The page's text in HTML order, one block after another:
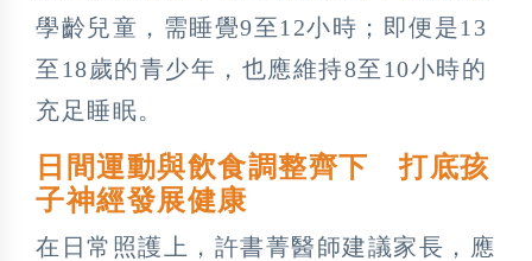
學齡兒童，需睡覺9至12小時；即便是13
至18歲的青少年，也應維持8至10小時的
充足睡眠。
日間運動與飲食調整齊下 打底孩
子神經發展健康
在日常照護上，許書菁醫師建議家長，應